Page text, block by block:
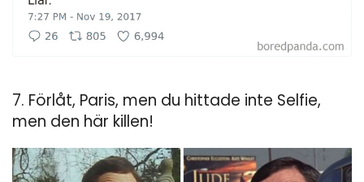
7. Förlåt, Paris, men du hittade inte Selfie,
men den här killen!